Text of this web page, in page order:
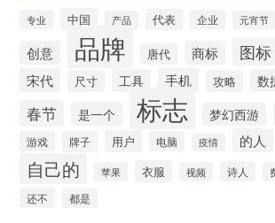
专业 中国 产品 代表 企业 元宵节
创意 品牌 唐代 商标 图标
宋代 尺寸 工具 手机 攻略 数
春节 是一个 标志 梦幻西游
游戏 牌子 用户 电脑 疫情 的人
自己的 苹果 衣服 视频 诗人
还不 都是